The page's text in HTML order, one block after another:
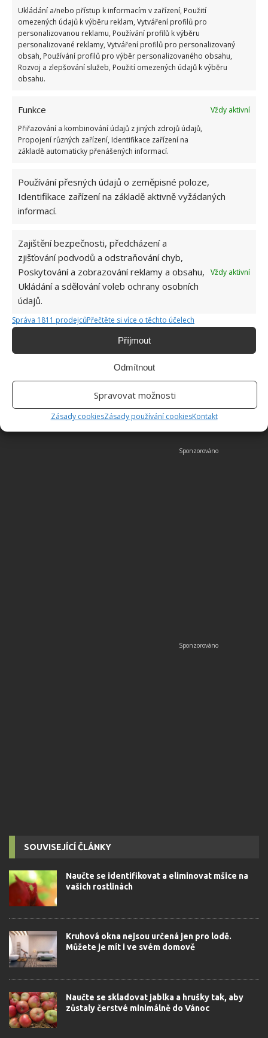
Ukládání a/nebo přístup k informacím v zařízení, Použití
omezených údajů k výběru reklam, Vytváření profilů pro
personalizovanou reklamu, Používání profilů k výběru
personalizované reklamy, Vytváření profilů pro personalizovaný
obsah, Používání profilů pro výběr personalizovaného obsahu,
Rozvoj a zlepšování služeb, Použití omezených údajů k výběru
obsahu.
Funkce
Vždy aktivní
Přiřazování a kombinování údajů z jiných zdrojů údajů,
Propojení různých zařízení, Identifikace zařízení na
základě automaticky přenášených informací.
Používání přesných údajů o zeměpisné poloze,
Identifikace zařízení na základě aktivně vyžádaných
informací.
Zajištění bezpečnosti, předcházení a
zjišťování podvodů a odstraňování chyb,
Poskytování a zobrazování reklamy a obsahu,
Ukládání a sdělování voleb ochrany osobních
údajů.
Vždy aktivní
Správa 1811 prodejcůPřečtěte si více o těchto účelech
Příjmout
Odmítnout
Spravovat možnosti
Zásady cookiesZásady používání cookiesKontakt
Mimo pokojových rostlin by v interiéru neměly chybět
prvky přírody: voda, dřevo, kámen, oheň. Umělé
květiny nahraďte živými, voda může být v podobě
fontánky, oheň nahradí svíčky (nemáte-li krb) nebo
každý si je může dovolit, tudíž dekorace v podobě
určitě problém.
DOMÁCNOST INTERIÉR ROSTLINY
SOUVISEJÍCÍ ČLÁNKY
Naučte se identifikovat a eliminovat mšice na
vašich rostlinách
Kruhová okna nejsou určená jen pro lodě.
Můžete je mít i ve svém domově
Naučte se skladovat jablka a hrušky tak, aby
zůstaly čerstvé minimálně do Vánoc